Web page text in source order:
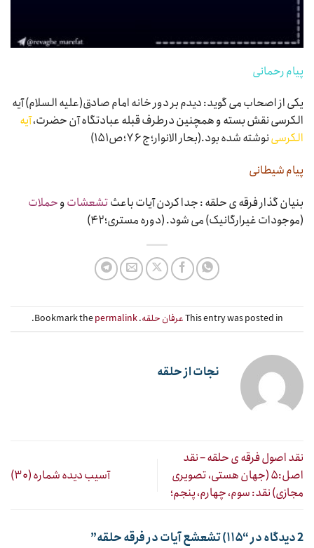
پیام رحمانی
یکی از اصحاب می گوید: دیدم بر دور خانه امام صادق(علیه السلام) آیه
الکرسی نقش بسته و همچنین درطرف قبله عبادتگاه آن حضرت،آیه
الکرسینوشته شده بود.(بحار الانوار؛ج ۷۶؛ص۱۵۱)
پیام شیطانی
بنیان گذار فرقه ی حلقه : جدا کردن آیات باعثتشعشاتوحملات
(موجودات غیرارگانیک) می شود. (دوره مستری؛۴۲)
This entry was posted inعرفان حلقه. Bookmark the
permalink
.
نجات از حلقه
نقد اصول فرقه ی حلقه – نقد
اصل:۵ (جهان هستی، تصویری
مجازی) نقد: سوم، چهارم، پنجم؛
آسیب دیده شماره (۳۰)
2 دیدگاه در “ ۱۱۵) تشعشع آیات در فرقه حلقه
”